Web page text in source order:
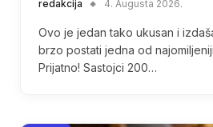
redakcija 4. Augusta 2026.
Ovo je jedan tako ukusan i
brzo postati jedna od
Prijatno! Sastojci 200…